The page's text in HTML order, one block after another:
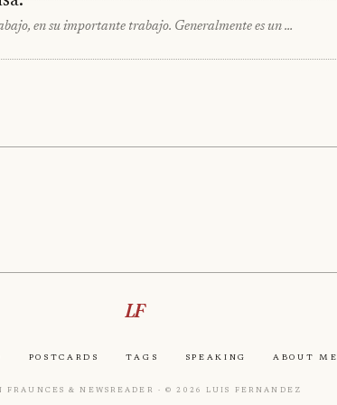
en su importante trabajo. Generalmente es un …
LF
Postcards Tags Speaking About Me
Fraunces & Newsreader · © 2026 Luis Fernandez